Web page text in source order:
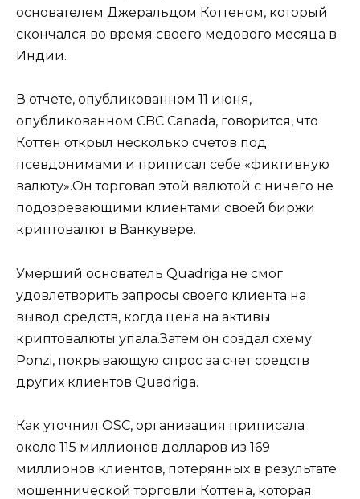
основателем Джеральдом Коттеном, который
скончался во время своего медового месяца в
Индии.
В отчете, опубликованном 11 июня,
опубликованном CBC Canada, говорится, что
Коттен открыл несколько счетов под
псевдонимами и приписал себе «фиктивную
валюту».Он торговал этой валютой с ничего не
подозревающими клиентами своей биржи
криптовалют в Ванкувере.
Умерший основатель Quadriga не смог
удовлетворить запросы своего клиента на
вывод средств, когда цена на активы
криптовалюты упала.Затем он создал схему
Ponzi, покрывающую спрос за счет средств
других клиентов Quadriga.
Как уточнил OSC, организация приписала
около 115 миллионов долларов из 169
миллионов клиентов, потерянных в результате
мошеннической торговли Коттена, которая